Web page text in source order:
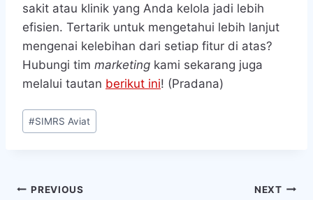
sakit atau klinik yang Anda kelola jadi lebih
efisien. Tertarik untuk mengetahui lebih lanjut
mengenai kelebihan dari setiap fitur di atas?
Hubungi tim marketing kami sekarang juga
melalui tautan berikut ini! (Pradana)
Post
Tags:
#SIMRS Aviat
Navigasi
PREVIOUS NEXT